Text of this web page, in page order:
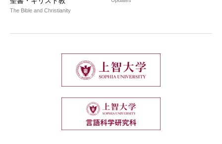
The Bible and Christianity